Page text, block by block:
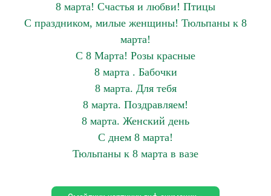
8 марта! Счастья и любви! Птицы
С праздником, милые женщины! Тюльпаны к 8
марта!
С 8 Марта! Розы красные
8 марта . Бабочки
8 марта. Для тебя
8 марта. Поздравляем!
8 марта. Женский день
С днем 8 марта!
Тюльпаны к 8 марта в вазе